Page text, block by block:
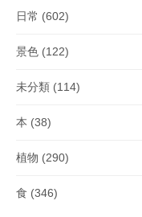
日常 (602)
景色 (122)
未分類 (114)
本 (38)
植物 (290)
食 (346)